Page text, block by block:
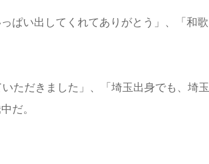
ぱい出してくれてありがとう」、「和歌
ただきました」、「埼玉出身でも、埼玉
だ。